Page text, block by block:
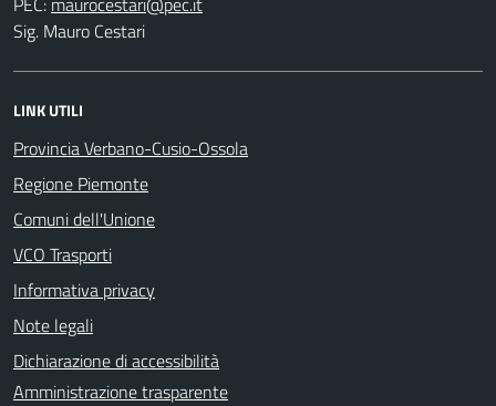
Sig. Mauro Cestari
LINK UTILI
Provincia Verbano-Cusio-Ossola
Regione Piemonte
Comuni dell'Unione
VCO Trasporti
Informativa privacy
Note legali
Dichiarazione di accessibilità
Amministrazione trasparente